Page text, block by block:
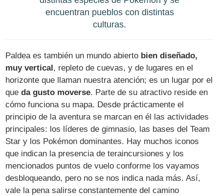
encuentran pueblos con distintas
culturas.
Paldea es también un mundo abierto bien diseñado,
muy vertical , repleto de cuevas, y de lugares en el
horizonte que llaman nuestra atención; es un lugar por el
queda gusto moverse. Parte de su atractivo reside en
cómo funciona su mapa. Desde prácticamente el
principio de la aventura se marcan en él las actividades
principales: los líderes de gimnasio, las bases del Team
Star y los Pokémon dominantes. Hay muchos iconos
que indican la presencia de teraincursiones y los
mencionados puntos de vuelo conforme los vayamos
desbloqueando, pero no se nos indica nada más. Así,
vale la pena salirse constantemente del camino